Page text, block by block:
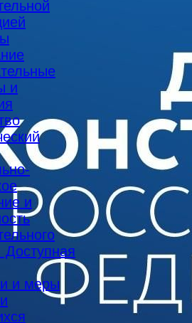
и
и
Доступная
и меры